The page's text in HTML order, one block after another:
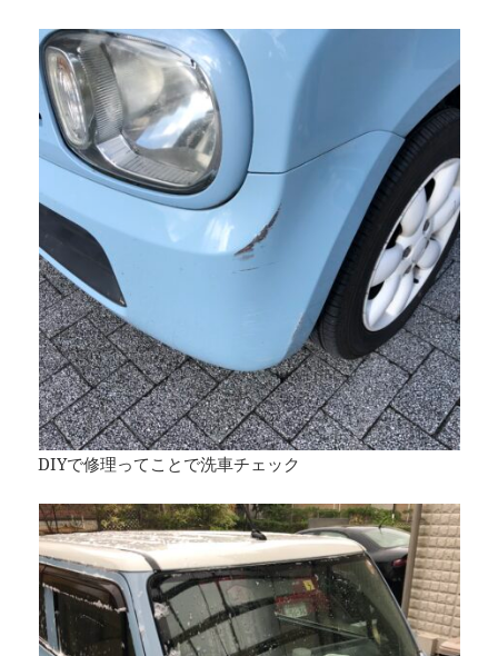
DIYで修理ってことで洗車チェック